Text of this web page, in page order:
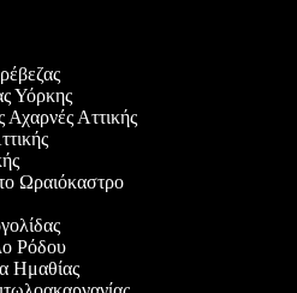
Υόρκης
Αχαρνές Αττικής
Ωραιόκαστρο
Ρόδου
Ημαθίας